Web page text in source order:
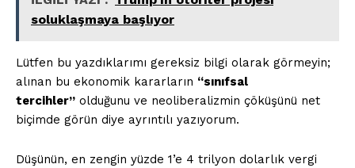
soluklaşmaya başlıyor
Lütfen bu yazdıklarımı gereksiz bilgi olarak görmeyin;
alınan bu ekonomik kararların “sınıfsal
tercihler” olduğunu ve neoliberalizmin çöküşünü net
biçimde görün diye ayrıntılı yazıyorum.
Düşünün, en zengin yüzde 1’e 4 trilyon dolarlık vergi